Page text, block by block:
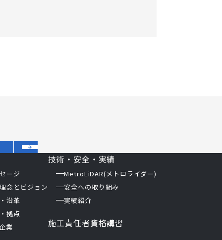
ージ
念とビジョン
沿革
拠点
業
技術・安全・実績
MetroLiDAR(メトロライダー)
安全への取り組み
実績紹介
施工責任者資格講習